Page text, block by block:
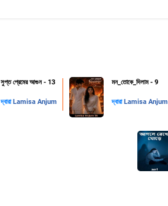
সুপ্ত প্রেমের আগুন - 13
দ্বারা Lamisa Anjum
মন_তোকে_দিলাম - 9
দ্বারা Lamisa Anjum